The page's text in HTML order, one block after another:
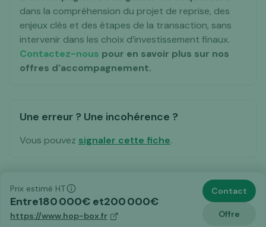
dans la compréhension du projet de reprise, des
enjeux clés et des étapes de la transaction, sans
intervenir dans les choix d’investissement finaux.
Contactez-nous pour en savoir plus sur nos
offres d'accompagnement.
Une erreur ? Une incohérence ?
Vous pouvez signaler cette fiche.
Prix estimé HT
Entre180 000€ et200 000€
https://www.hop-box.fr
Contact
Offre